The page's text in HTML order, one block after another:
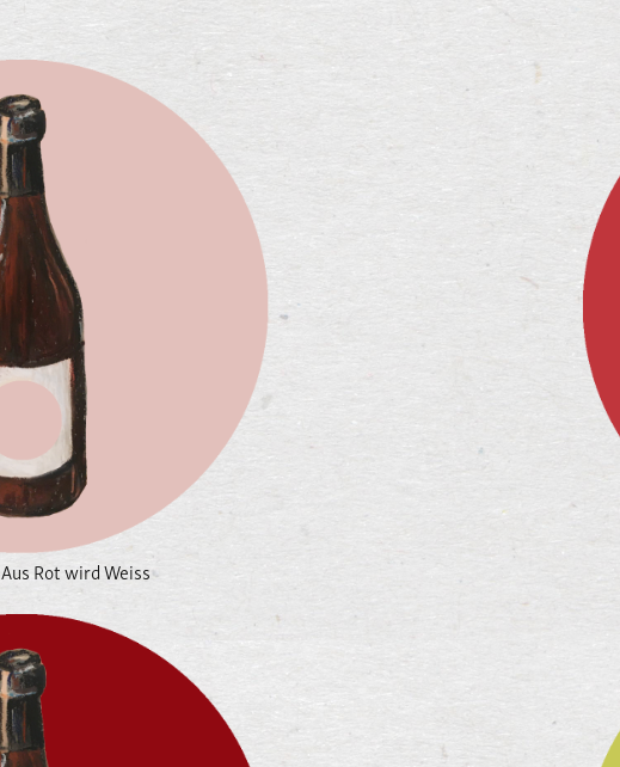
Aus Rot wird Weiss